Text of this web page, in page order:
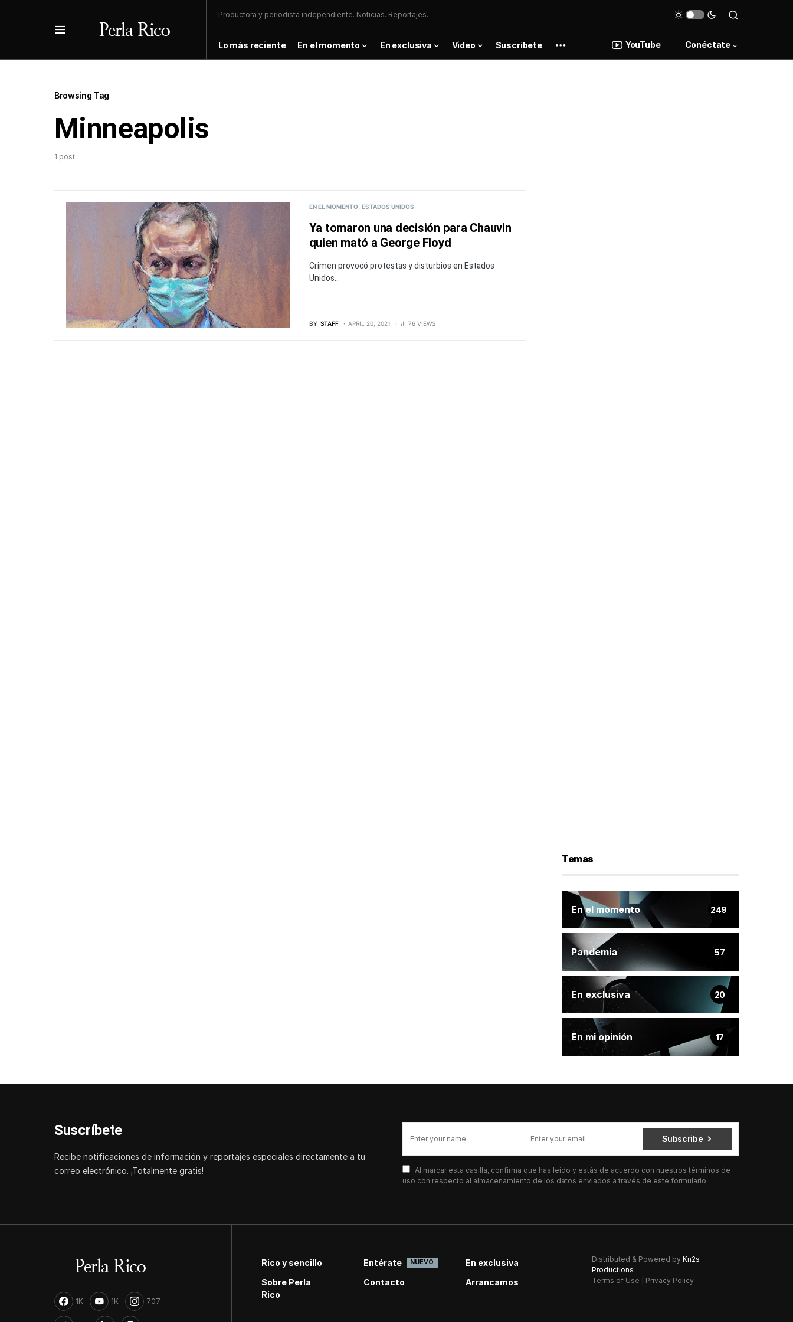
Productora y periodista independiente. Noticias. Reportajes.
Lo más reciente En el momento En exclusiva Video Suscríbete YouTube Conéctate
Browsing Tag
Minneapolis
1 post
EN EL MOMENTO ESTADOS UNIDOS
Ya tomaron una decisión para Chauvin
quien mató a George Floyd
Crimen provocó protestas y disturbios en Estados
Unidos...
BY STAFF APRIL 20, 2021 76 VIEWS
Temas
En el momento 249
Pandemia 57
En exclusiva 20
En mi opinión 17
Suscríbete
Recibe notificaciones de información y reportajes especiales directamente a tu
correo electrónico. ¡Totalmente gratis!
Subscribe
Al marcar esta casilla, confirma que has leído y estás de acuerdo con nuestros términos de
uso con respecto al almacenamiento de los datos enviados a través de este formulario.
1K 1K 707
Rico y sencillo Entérate NUEVO
En exclusiva
Sobre Perla
Rico
Contacto Arrancamos
Distributed & Powered by Kn2s
Productions
Terms of Use
Privacy Policy